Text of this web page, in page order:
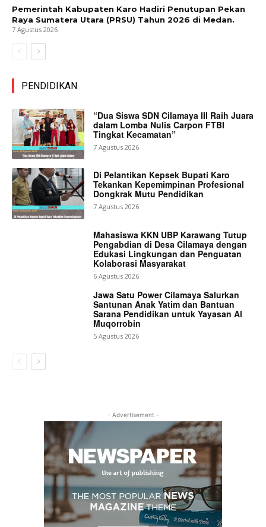
Pemerintah Kabupaten Karo Hadiri Penutupan Pekan
Raya Sumatera Utara (PRSU) Tahun 2026 di Medan.
7 Agustus 2026
PENDIDIKAN
“Dua Siswa SDN Cilamaya III Raih Juara
dalam Lomba Nulis Carpon FTBI
Tingkat Kecamatan”
7 Agustus 2026
Di Pelantikan Kepsek Bupati Karo
Tekankan Kepemimpinan Profesional
Dongkrak Mutu Pendidikan
7 Agustus 2026
Mahasiswa KKN UBP Karawang Tutup
Pengabdian di Desa Cilamaya dengan
Edukasi Lingkungan dan Penguatan
Kolaborasi Masyarakat
6 Agustus 2026
Jawa Satu Power Cilamaya Salurkan
Santunan Anak Yatim dan Bantuan
Sarana Pendidikan untuk Yayasan Al
Muqorrobin
5 Agustus 2026
- Advertisement -